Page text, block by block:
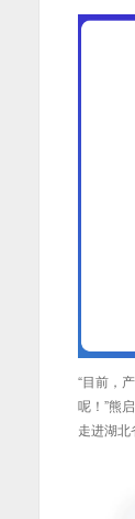
“目前，
呢！”熊
走进湖